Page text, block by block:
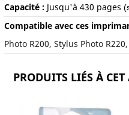
Capacité : Jusqu'à 430 pages
Compatible avec ces
Photo R200, Stylus Photo
PRODUITS LIÉS À CET